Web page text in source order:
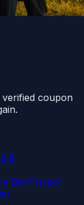
coupon
&
DevProject